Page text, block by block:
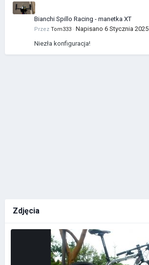
Bianchi Spillo Racing - manetka XT
Przez Tom333 · Napisano 6 Stycznia 2025
Niezła konfiguracja!
Zdjęcia